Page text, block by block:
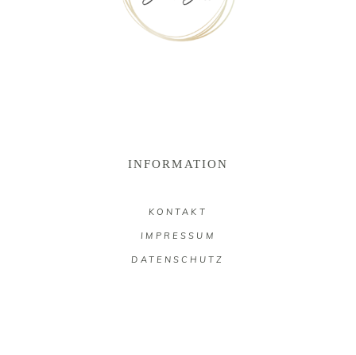
INFORMATION
KONTAKT
IMPRESSUM
DATENSCHUTZ